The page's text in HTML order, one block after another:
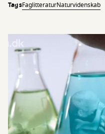
TagsFaglitteraturNaturvidenskab